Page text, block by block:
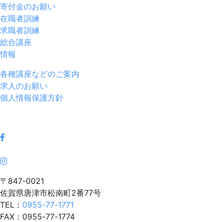
寄付金のお願い
在職者訓練
求職者訓練
総合講座
情報
各種講座などのご案内
求人のお願い
個人情報保護方針
〒847-0021
佐賀県唐津市松南町2番77号
TEL： 0955-77-1771
FAX：0955-77-1774